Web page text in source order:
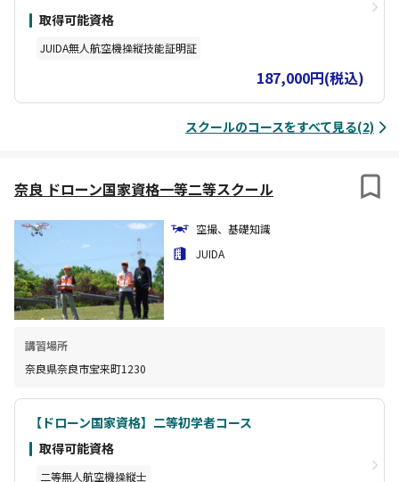
ルでは、資格取得後の各種手続きなどまでは詳しく取り扱っていま
せん。 当スクールでは、その後の国交省航空局への飛行申請に必要
な手続きの説明なども丁寧におこない、 ドローン保険加入や期待購
入割引も含まれております。 実践的な操作や活用方法についてもワ
ークショップ等を通じて十分に議論します。 あくまでも、ドローン
の価値を【実用できる】ようになることを重視しています。
取得可能資格
JUIDA無人航空機操縦技能証明証
187,000円(税込)
スクールのコースをすべて見る(2)
奈良 ドローン国家資格一等二等スクール
空撮、基礎知識
JUIDA
講習場所
奈良県奈良市宝来町1230
【ドローン国家資格】二等初学者コース
取得可能資格
二等無人航空機操縦士